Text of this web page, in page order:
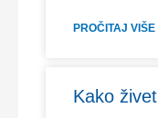
PROČITAJ VIŠE
Kako